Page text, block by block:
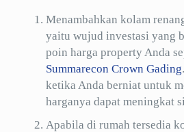
Menambahkan kolam
yaitu wujud investasi yang
poin harga property Anda
Summarecon Crown Gading
ketika Anda berniat untuk
harganya dapat meningkat
Apabila di rumah tersedia